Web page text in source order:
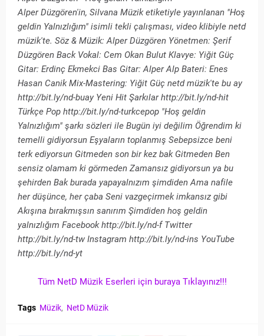
Alper Düzgören'in, Silvana Müzik etiketiyle yayınlanan "Hoş
geldin Yalnızlığım" isimli tekli çalışması, video klibiyle netd
müzik'te. Söz & Müzik: Alper Düzgören Yönetmen: Şerif
Düzgören Back Vokal: Cem Okan Bulut Klavye: Yiğit Güç
Gitar: Erdinç Ekmekci Bas Gitar: Alper Alp Bateri: Enes
Hasan Canik Mix-Mastering: Yiğit Güç netd müzik'te bu ay
http://bit.ly/nd-buay Yeni Hit Şarkılar http://bit.ly/nd-hit
Türkçe Pop http://bit.ly/nd-turkcepop "Hoş geldin
Yalnızlığım" şarkı sözleri ile Bugün iyi değilim Öğrendim ki
temelli gidiyorsun Eşyaların toplanmış Sebepsizce beni
terk ediyorsun Gitmeden son bir kez bak Gitmeden Ben
sensiz olamam ki görmeden Zamansız gidiyorsun ya bu
şehirden Bak burada yapayalnızım şimdiden Ama nafile
her düşünce, her çaba Seni vazgeçirmek imkansız gibi
Akışına bırakmışsın sanırım Şimdiden hoş geldin
yalnızlığım Facebook http://bit.ly/nd-f Twitter
http://bit.ly/nd-tw Instagram http://bit.ly/nd-ins YouTube
http://bit.ly/nd-yt
Tüm NetD Müzik Eserleri için buraya Tıklayınız!!!
Tags Müzik NetD Müzik